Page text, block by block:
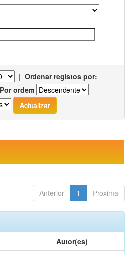
| Ordenar registos por:
Por ordem
Anterior 1 Próxima
Autor(es)